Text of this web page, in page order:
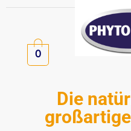
Zum
springen
0
Die